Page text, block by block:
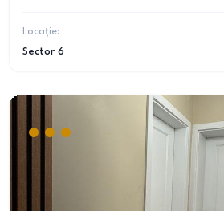
Locație:
Sector 6